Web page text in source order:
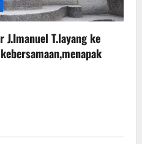
J.Imanuel T.layang ke